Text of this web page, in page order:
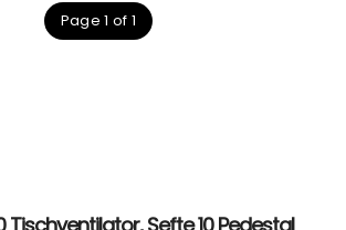
Page 1 of 1